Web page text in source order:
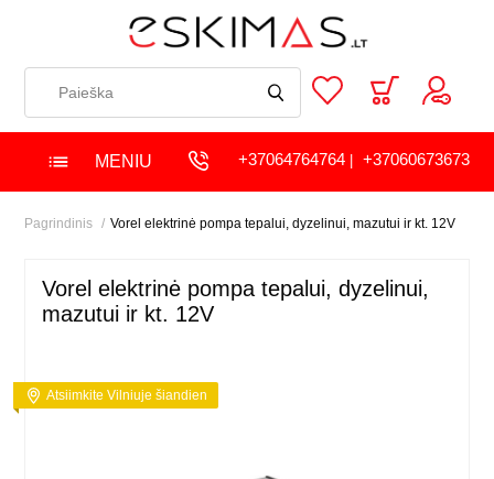
MENIU +37064764764| +37060673673
Pagrindinis Vorel elektrinė pompa tepalui, dyzelinui, mazutui ir kt. 12V
Vorel elektrinė pompa tepalui, dyzelinui,
mazutui ir kt. 12V
Atsiimkite Vilniuje šiandien